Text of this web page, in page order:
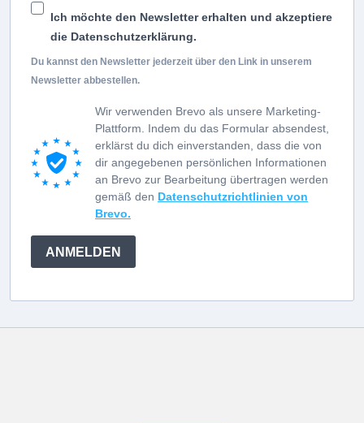
Ich möchte den Newsletter erhalten und akzeptiere
die Datenschutzerklärung.
Du kannst den Newsletter jederzeit über den Link in unserem
Newsletter abbestellen.
Wir verwenden Brevo als unsere Marketing-
Plattform. Indem du das Formular absendest,
erklärst du dich einverstanden, dass die von
dir angegebenen persönlichen Informationen
an Brevo zur Bearbeitung übertragen werden
gemäß den Datenschutzrichtlinien von
Brevo.
ANMELDEN